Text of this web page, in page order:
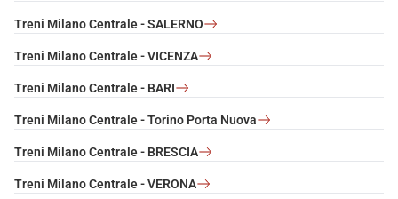
Treni Milano Centrale - SALERNO
Treni Milano Centrale - VICENZA
Treni Milano Centrale - BARI
Treni Milano Centrale - Torino Porta Nuova
Treni Milano Centrale - BRESCIA
Treni Milano Centrale - VERONA